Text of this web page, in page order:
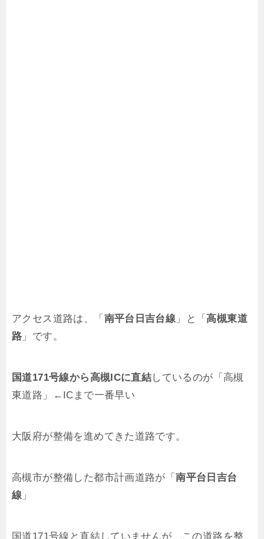
アクセス道路は、「 南平台日吉台線 」と「高槻東道
路 」です。
国道171号線から高槻ICに直結しているのが「高槻
東道路」←ICまで一番早い
大阪府が整備を進めてきた道路です。
高槻市が整備した都市計画道路が「南平台日吉台
線 」
国道171号線と直結していませんが、この道路を整